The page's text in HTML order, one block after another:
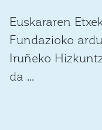
Euskararen
Fundazioko
Iruñeko
da ...